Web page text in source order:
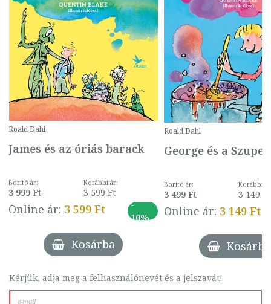
Roald Dahl
James és az óriás barack
Borító ár:
3 999 Ft
Korábbi ár:
3 599 Ft
Online ár: 3 599 Ft
-
10%
Kosárba
Roald Dahl
George és a
Borító ár:
3 499 Ft
Korábbi
3 149 Ft
Online ár: 3 149 Ft
Kosárba
Kérjük, adja meg a felhasználónevét és a jelszavát!